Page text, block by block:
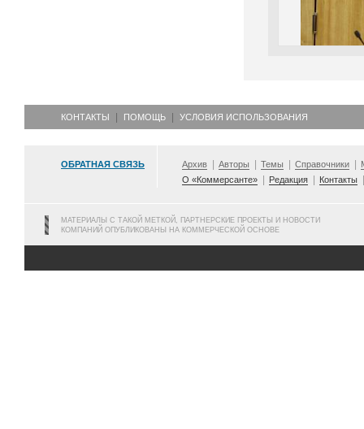
КОНТАКТЫ ПОМОЩЬ УСЛОВИЯ ИСПОЛЬЗОВАНИЯ
ОБРАТНАЯ СВЯЗЬ Архив Авторы Темы Справочники
О «Коммерсанте»
Редакция Контакты
МАТЕРИАЛЫ С ТАКОЙ МЕТКОЙ, ПАРТНЕРСКИЕ ПРОЕКТЫ И НОВОСТИ
КОМПАНИЙ ОПУБЛИКОВАНЫ НА КОММЕРЧЕСКОЙ ОСНОВЕ